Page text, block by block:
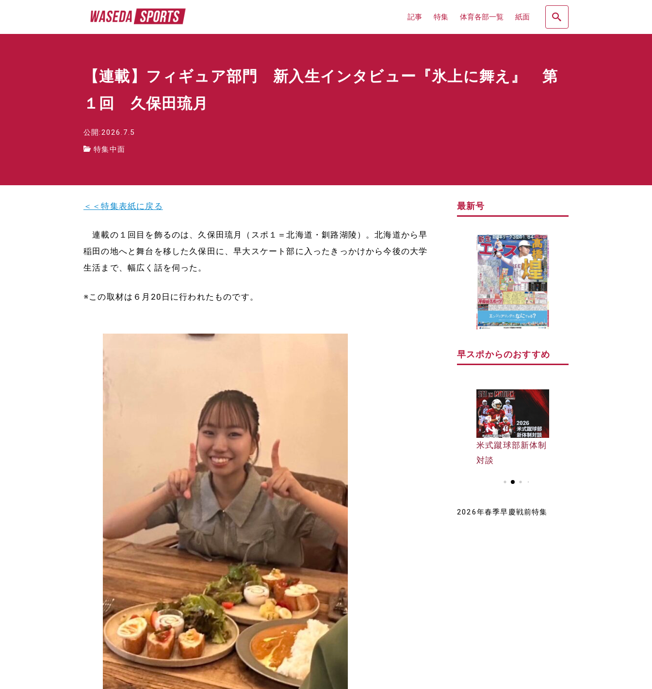
記事 特集 体育各部一覧 紙面
【連載】フィギュア部門 新入生インタビュー『氷上に舞え』 第
１回 久保田琉月
公開:2026.7.5
特集中面
＜＜特集表紙に戻る
連載の１回目を飾るのは、久保田琉月（スポ１＝北海道・釧路湖陵）。北海道から早
稲田の地へと舞台を移した久保田に、早大スケート部に入ったきっかけから今後の大学
生活まで、幅広く話を伺った。
※この取材は６月20日に行われたものです。
最新号
早スポからのおすすめ
早大野球部選手名
鑑
米式蹴球部新体制
対談
早大野球部選手名
鑑
2026年春季早慶戦前特集